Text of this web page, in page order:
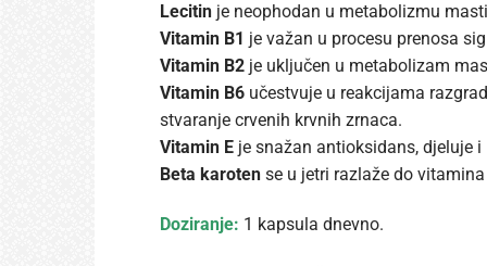
Lecitin je neophodan u metabolizmu
Vitamin B1 je važan u procesu prenosa
Vitamin B2 je uključen u metabolizam
Vitamin B6 učestvuje u reakcijama
stvaranje crvenih krvnih zrnaca.
Vitamin E je snažan antioksidans, djeluje
Beta karoten se u jetri razlaže do
Doziranje: 1 kapsula dnevno.